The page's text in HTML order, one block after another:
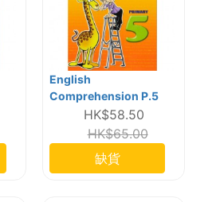
English
Comprehension P.5
HK$58.50
HK$65.00
缺貨